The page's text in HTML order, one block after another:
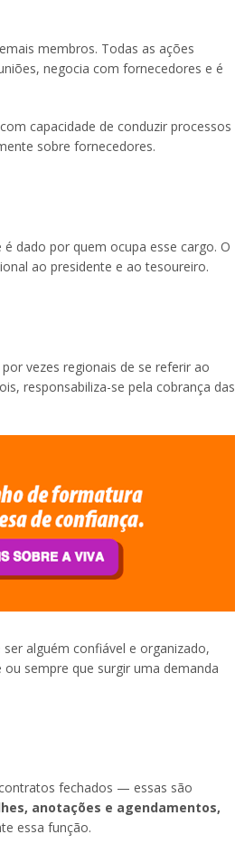
membros. Todas as ações
negocia com fornecedores e é
capacidade de conduzir processos
sobre fornecedores.
dado por quem ocupa esse cargo. O
ao presidente e ao tesoureiro.
vezes regionais de se referir ao
responsabiliza-se pela cobrança das
alguém confiável e organizado,
sempre que surgir uma demanda
fechados — essas são
anotações e agendamentos,
essa função.